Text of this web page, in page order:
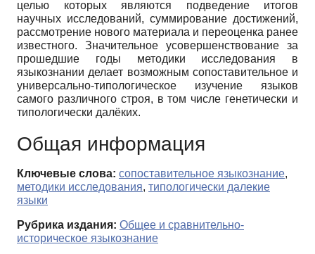
целью которых являются подведение итогов
научных исследований, суммирование достижений,
рассмотрение нового материала и переоценка ранее
известного. Значительное усовершенствование за
прошедшие годы методики исследования в
языкознании делает возможным сопоставительное и
универсально-типологическое изучение языков
самого различного строя, в том числе генетически и
типологически далёких.
Общая информация
Ключевые слова: сопоставительное языкознание,
методики исследования, типологически далекие
языки
Рубрика издания: Общее и сравнительно-
историческое языкознание